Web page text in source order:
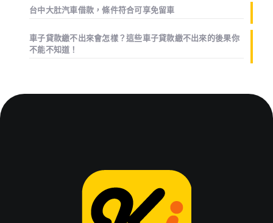
台中大肚汽車借款，條件符合可享免留車
車子貸款繳不出來會怎樣？這些車子貸款繳不出來的後果你
不能不知道！